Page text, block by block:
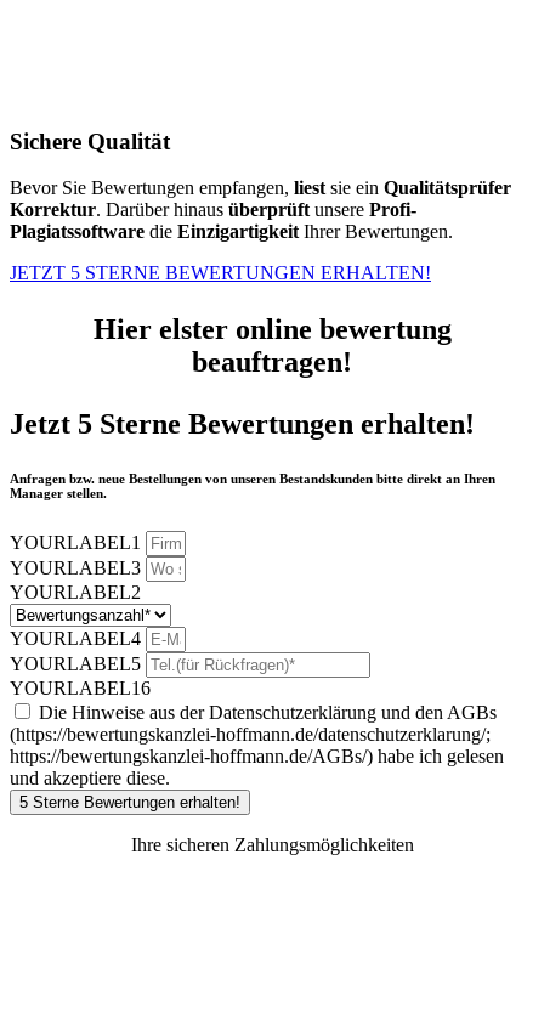
Sichere Qualität
Bevor Sie Bewertungen empfangen, liest sie ein Qualitätsprüfer
Korrektur. Darüber hinaus überprüft unsere Profi-
Plagiatssoftware die Einzigartigkeit Ihrer Bewertungen.
JETZT 5 STERNE BEWERTUNGEN ERHALTEN!
Hier elster online bewertung
beauftragen!
Jetzt 5 Sterne Bewertungen erhalten!
Anfragen bzw. neue Bestellungen von unseren Bestandskunden bitte direkt an Ihren
Manager stellen.
YOURLABEL1
YOURLABEL3
YOURLABEL2
YOURLABEL4
YOURLABEL5
YOURLABEL16
Die Hinweise aus der Datenschutzerklärung und den AGBs
(https://bewertungskanzlei-hoffmann.de/datenschutzerklarung/;
https://bewertungskanzlei-hoffmann.de/AGBs/) habe ich gelesen
und akzeptiere diese.
5 Sterne Bewertungen erhalten!
Ihre sicheren Zahlungsmöglichkeiten